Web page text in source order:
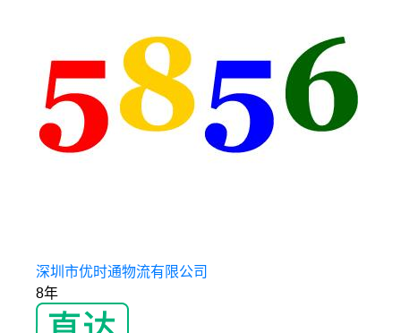
深圳市优时通物流有限公司
8年